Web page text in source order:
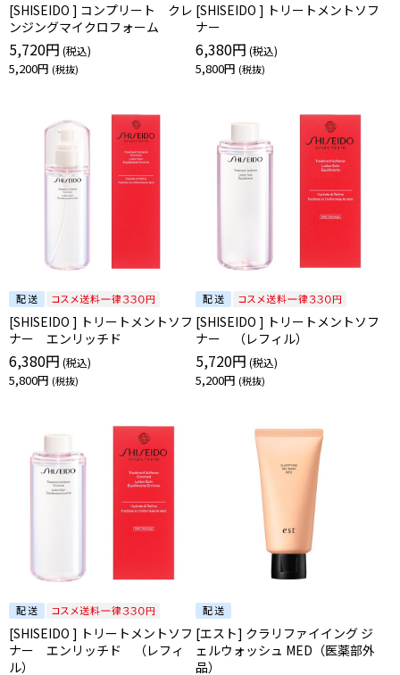
[SHISEIDO ] コンプリート クレ
ンジングマイクロフォーム
5,720円
5,200円
[SHISEIDO ] トリートメントソフ
ナー
6,380円
5,800円
[SHISEIDO ] トリートメントソフ
ナー エンリッチド
6,380円
5,800円
[SHISEIDO ] トリートメントソフ
ナー （レフィル）
5,720円
5,200円
[SHISEIDO ] トリートメントソフ
ナー エンリッチド （レフィ
ル）
[エスト] クラリファイイング ジ
ェルウォッシュ MED（医薬部外
品）